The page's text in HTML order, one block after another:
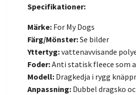
Specifikationer:
Märke: For My Dogs
Färg/Mönster:Se bilder
Yttertyg:vattenavvisande
Foder:Anti statisk fleece som
Modell: Dragkedja i rygg
Anpassning: Dubbel dragsko